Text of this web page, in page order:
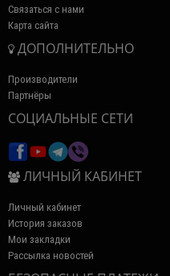
Связаться с нами
Карта сайта
ДОПОЛНИТЕЛЬНО
Производители
Партнёры
СОЦИАЛЬНЫЕ СЕТИ
ЛИЧНЫЙ КАБИНЕТ
Личный кабинет
История заказов
Мои закладки
Рассылка новостей